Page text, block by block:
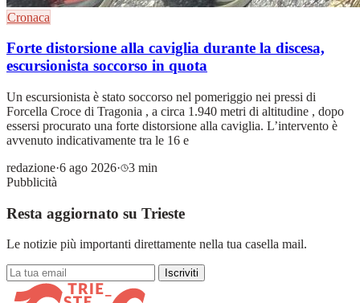
Cronaca
Forte distorsione alla caviglia durante la discesa,
escursionista soccorso in quota
Un escursionista è stato soccorso nel pomeriggio nei pressi di
Forcella Croce di Tragonia , a circa 1.940 metri di altitudine , dopo
essersi procurato una forte distorsione alla caviglia. L’intervento è
avvenuto indicativamente tra le 16 e
redazione·6 ago 2026·
3 min
Pubblicità
Resta aggiornato su Trieste
Le notizie più importanti direttamente nella tua casella mail.
Iscriviti